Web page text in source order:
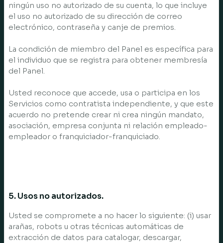
ningún uso no autorizado de su cuenta, lo que incluye
el uso no autorizado de su dirección de correo
electrónico, contraseña y canje de premios.
La condición de miembro del Panel es específica para
el individuo que se registra para obtener membresía
del Panel.
Usted reconoce que accede, usa o participa en los
Servicios como contratista independiente, y que este
acuerdo no pretende crear ni crea ningún mandato,
asociación, empresa conjunta ni relación empleado-
empleador o franquiciador-franquiciado.
5. Usos no autorizados.
Usted se compromete a no hacer lo siguiente: (i) usar
arañas, robots u otras técnicas automáticas de
extracción de datos para catalogar, descargar,